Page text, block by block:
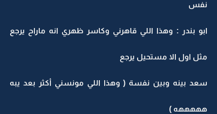
نفس
ابو بندر : وهذا اللي قاهرني وكاسر ظهري انه ماراح يرجع
مثل اول الا مستحيل يرجع
سعد بينه وبين نفسة ( وهذا اللي مونسني أكثر بعد يبه
هههههه )